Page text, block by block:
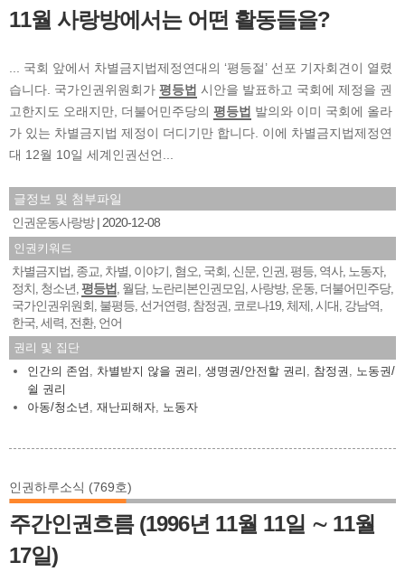
11월 사랑방에서는 어떤 활동들을?
... 국회 앞에서 차별금지법제정연대의 ‘평등절’ 선포 기자회견이 열렸
습니다. 국가인권위원회가 평등법 시안을 발표하고 국회에 제정을 권
고한지도 오래지만, 더불어민주당의 평등법 발의와 이미 국회에 올라
가 있는 차별금지법 제정이 더디기만 합니다. 이에 차별금지법제정연
대 12월 10일 세계인권선언...
글정보 및 첨부파일
인권운동사랑방
2020-12-08
인권키워드
차별금지법 종교 차별 이야기 혐오 국회 신문 인권 평등 역사, 노동자,
정치 청소년 평등법 월담, 노란리본인권모임 사랑방, 운동 더불어민주당,
국가인권위원회 불평등 선거연령 참정권 코로나19 체제 시대 강남역
한국 세력 전환, 언어
권리 및 집단
인간의 존엄
차별받지 않을 권리 생명권/안전할 권리 참정권
노동권/
쉴 권리
아동/청소년
재난피해자 노동자
인권하루소식 (769호)
주간인권흐름 (1996년 11월 11일 ∼ 11월
17일)